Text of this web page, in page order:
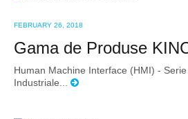
FEBRUARY 26, 2018
Gama de Produse
Human Machine Interface (HMI) -
Industriale...